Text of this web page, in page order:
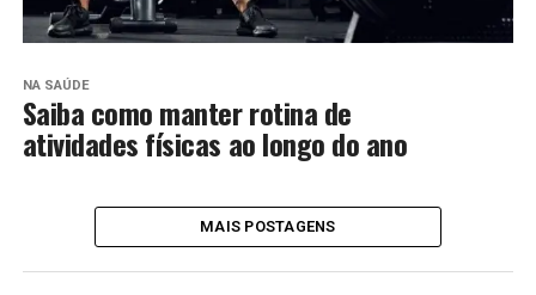
NA SAÚDE
Saiba como manter rotina de
atividades físicas ao longo do ano
MAIS POSTAGENS